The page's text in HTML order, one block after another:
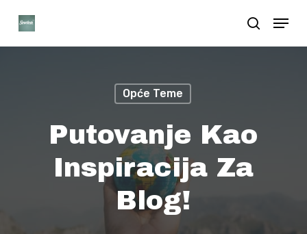
search
Menu
Opće Teme
Putovanje Kao
Inspiracija Za
Blog!
Close